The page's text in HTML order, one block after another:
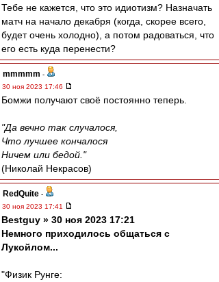
Тебе не кажется, что это идиотизм? Назначать
матч на начало декабря (когда, скорее всего,
будет очень холодно), а потом радоваться, что
его есть куда перенести?
mmmmm -
30 ноя 2023 17:46
Бомжи получают своё постоянно теперь.
"Да вечно так случалося,
Что лучшее кончалося
Ничем или бедой."
(Николай Некрасов)
RedQuite -
30 ноя 2023 17:41
Bestguy » 30 ноя 2023 17:21
Немного приходилось общаться с
Лукойлом...
"Физик Рунге: